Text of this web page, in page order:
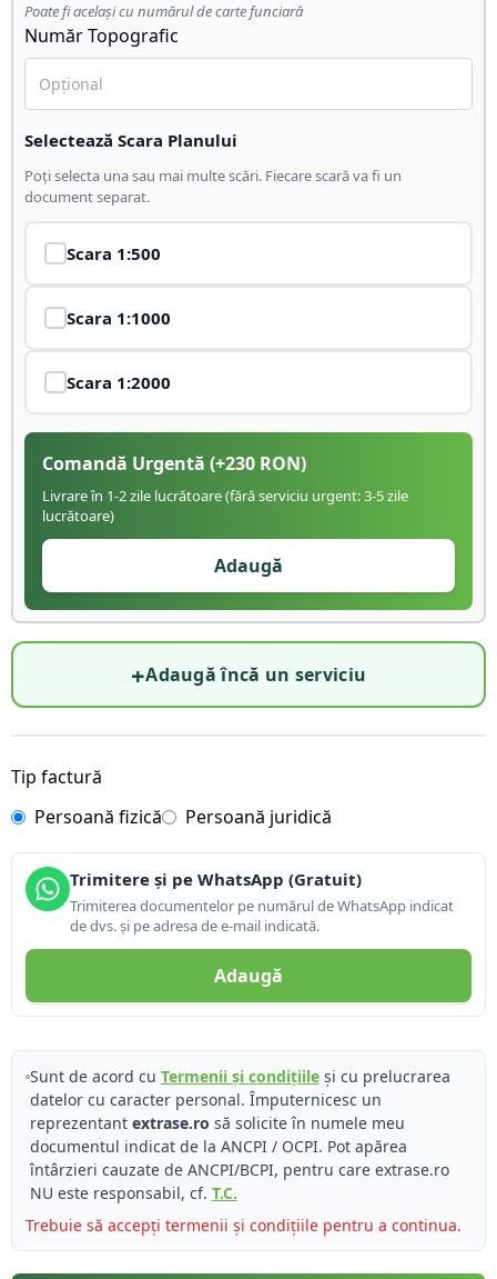
Poate fi același cu numărul de carte funciară
Număr Topografic
Selectează Scara Planului
Poți selecta una sau mai multe scări. Fiecare scară va fi un
document separat.
Scara 1:500
Scara 1:1000
Scara 1:2000
Comandă Urgentă (+230 RON)
Livrare în 1-2 zile lucrătoare (fără serviciu urgent: 3-5 zile
lucrătoare)
Adaugă
+Adaugă încă un serviciu
Tip factură
Persoană fizică
Persoană juridică
Trimitere și pe WhatsApp (Gratuit)
Trimiterea documentelor pe numărul de WhatsApp indicat
de dvs. și pe adresa de e-mail indicată.
Adaugă
Sunt de acord cu Termenii și condițiileși cu prelucrarea
datelor cu caracter personal. Împuternicesc un
reprezentant extrase.ro să solicite în numele meu
documentul indicat de la ANCPI / OCPI. Pot apărea
întârzieri cauzate de ANCPI/BCPI, pentru care extrase.ro
NU este responsabil, cf. T.C.
Trebuie să accepți termenii și condițiile pentru a continua.